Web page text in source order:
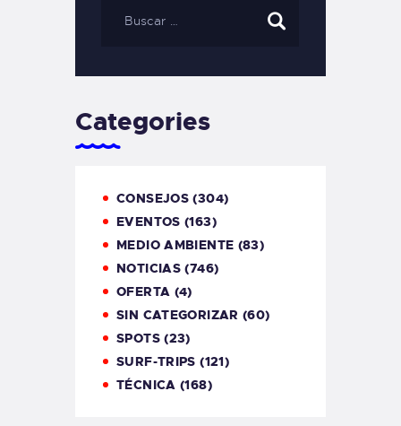
Categories
CONSEJOS (304)
EVENTOS (163)
MEDIO AMBIENTE (83)
NOTICIAS (746)
OFERTA (4)
SIN CATEGORIZAR (60)
SPOTS(23)
SURF-TRIPS (121)
TÉCNICA (168)